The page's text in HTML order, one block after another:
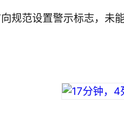
规范设置警示标志，未